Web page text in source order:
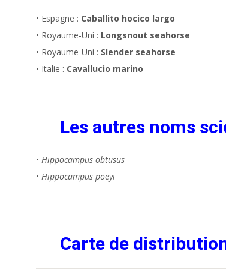
• Espagne : Caballito hocico largo
• Royaume-Uni : Longsnout seahorse
• Royaume-Uni : Slender seahorse
• Italie : Cavallucio marino
Les autres noms
• Hippocampus obtusus
• Hippocampus poeyi
Carte de